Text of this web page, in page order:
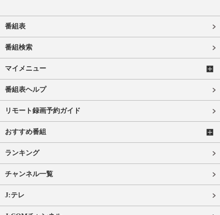
番組表
番組検索
マイメニュー
番組表ヘルプ
リモート録画予約ガイド
おすすめ番組
ランキング
チャンネル一覧
J:テレ